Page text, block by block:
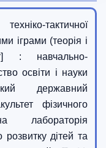
тактичної
іграми (теорія і
: навчально-
освіти і науки
державний
фізичного
лабораторія
розвитку дітей та